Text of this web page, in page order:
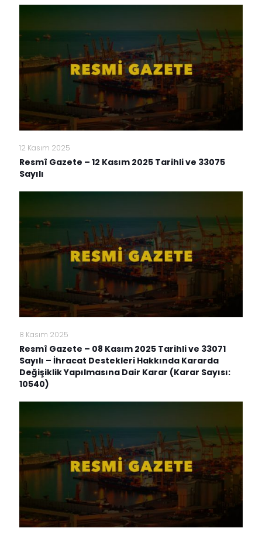
12 Kasım 2025
Resmî Gazete – 12 Kasım 2025 Tarihli ve 33075
Sayılı
8 Kasım 2025
Resmî Gazete – 08 Kasım 2025 Tarihli ve 33071
Sayılı – İhracat Destekleri Hakkında Kararda
Değişiklik Yapılmasına Dair Karar (Karar Sayısı:
10540)